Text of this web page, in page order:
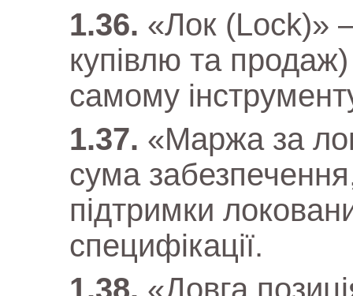
«Лок (Lock)»
купівлю та
самому
«Маржа за
сума
підтримки
специфікації.
«Довга